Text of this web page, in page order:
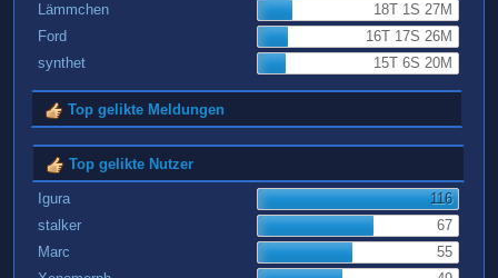
Lämmchen
18T 1S 27M
Ford
16T 17S 26M
synthet
15T 6S 20M
Top gelikte Meldungen
Top gelikte Nutzer
Igura
116
stalker
67
Marc
55